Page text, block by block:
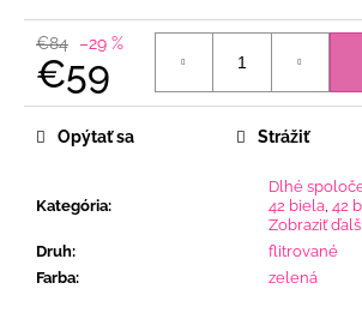
€84 –29 %
€59
Jednotková
cena:
Kategória:
Dlhé
42 biela 42
Zobraziť
Druh:
flitrované
Farba: zelená
Opýtať sa Strážiť